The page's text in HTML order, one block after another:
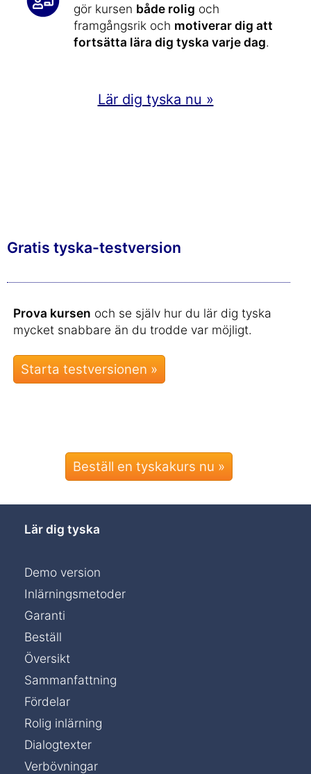
gör kursen både rolig och
framgångsrik och motiverar dig att
fortsätta lära dig tyska varje dag.
Lär dig tyska nu »
Gratis tyska-testversion
Prova kursen och se själv hur du lär dig tyska
mycket snabbare än du trodde var möjligt.
Beställ en tyskakurs nu »
Lär dig tyska
Demo version
Inlärningsmetoder
Garanti
Beställ
Översikt
Sammanfattning
Fördelar
Rolig inlärning
Dialogtexter
Verbövningar